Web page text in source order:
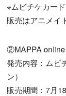
※ムビチケカー
販売はアニメイ
②MAPPA
発売内容：ムビ
ン）
販売期間：7月18